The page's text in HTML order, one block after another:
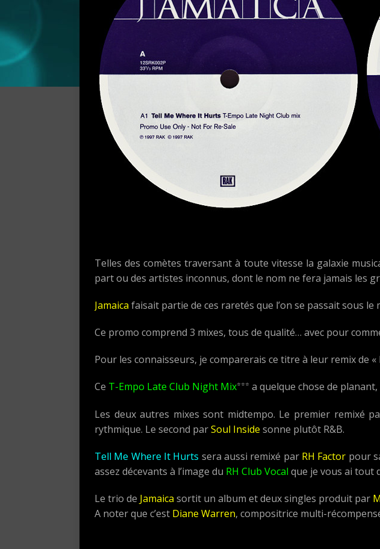
Telles des comètes traversant à toute vitesse la galaxie
part ou des artistes inconnus, dont le nom ne fera jamais les
Jamaica faisait partie de ces raretés que l’on se passait sous le
Ce promo comprend 3 mixes, tous de qualité… avec pour
Pour les connaisseurs, je comparerais ce titre à leur remix de
Ce T-Empo Late Club Night Mix⭐⭐⭐ a quelque chose de
Les deux autres mixes sont midtempo. Le premier remixé
rythmique. Le second parSoul Inside sonne plutôt R&B.
Tell Me Where It Hurts sera aussi remixé par RH Factor pour
assez décevants à l’image du RH Club Vocal que je vous ai tout
Le trio de Jamaica sortit un album et deux singles produit par
A noter que c’est Diane Warren, compositrice multi-